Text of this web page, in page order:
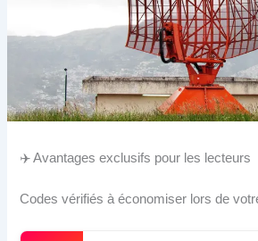
✈️ Avantages exclusifs pour les lecteurs
Codes vérifiés à économiser lors de